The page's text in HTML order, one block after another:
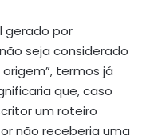
gerado por
seja considerado
termos já
que, caso
um roteiro
não receberia uma